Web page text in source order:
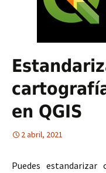
en QGIS
2 abril, 2021
Puedes